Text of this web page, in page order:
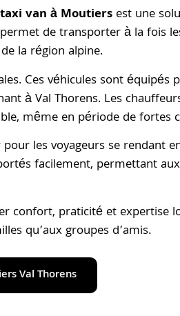
taxi van à Moutiers est une
de transporter à la fois
la région alpine.
Ces véhicules sont équipés
à Val Thorens. Les
même en période de fortes
les voyageurs se rendant
facilement, permettant
confort, praticité et expertise
qu’aux groupes d’amis.
Val Thorens